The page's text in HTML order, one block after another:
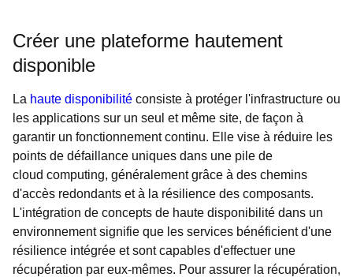
Créer une plateforme hautement
disponible
La haute disponibilité consiste à protéger l'infrastructure ou
les applications sur un seul et même site, de façon à
garantir un fonctionnement continu. Elle vise à réduire les
points de défaillance uniques dans une pile de
cloud computing, généralement grâce à des chemins
d'accès redondants et à la résilience des composants.
L'intégration de concepts de haute disponibilité dans un
environnement signifie que les services bénéficient d'une
résilience intégrée et sont capables d'effectuer une
récupération par eux-mêmes. Pour assurer la récupération,